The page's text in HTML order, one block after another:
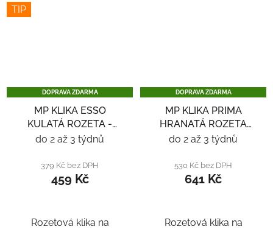
TIP
DOPRAVA ZDARMA
MP KLIKA ESSO
KULATÁ ROZETA -
NEREZ
do 2 až 3 týdnů
379 Kč bez DPH
459 Kč
Rozetová klika na
DOPRAVA ZDARMA
MP KLIKA PRIMA
HRANATÁ ROZETA
SQ6 - ČERNÁ
do 2 až 3 týdnů
530 Kč bez DPH
641 Kč
Rozetová klika na